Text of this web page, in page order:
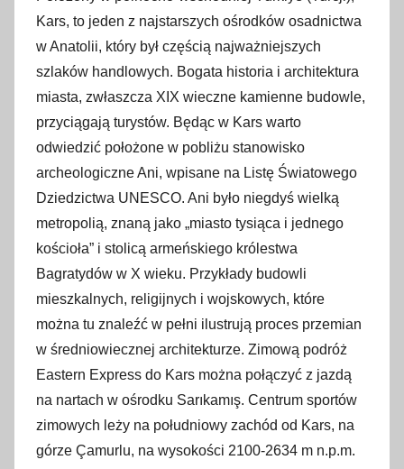
Kars, to jeden z najstarszych ośrodków osadnictwa
w Anatolii, który był częścią najważniejszych
szlaków handlowych. Bogata historia i architektura
miasta, zwłaszcza XIX wieczne kamienne budowle,
przyciągają turystów. Będąc w Kars warto
odwiedzić położone w pobliżu stanowisko
archeologiczne Ani, wpisane na Listę Światowego
Dziedzictwa UNESCO. Ani było niegdyś wielką
metropolią, znaną jako „miasto tysiąca i jednego
kościoła” i stolicą armeńskiego królestwa
Bagratydów w X wieku. Przykłady budowli
mieszkalnych, religijnych i wojskowych, które
można tu znaleźć w pełni ilustrują proces przemian
w średniowiecznej architekturze. Zimową podróż
Eastern Express do Kars można połączyć z jazdą
na nartach w ośrodku Sarıkamış. Centrum sportów
zimowych leży na południowy zachód od Kars, na
górze Çamurlu, na wysokości 2100-2634 m n.p.m.